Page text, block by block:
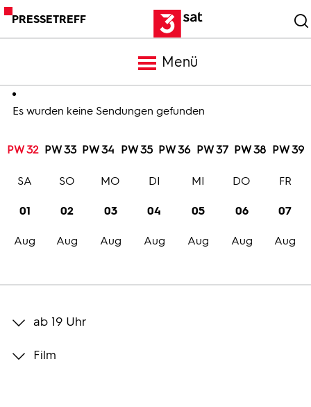
PRESSETREFF
Menü
Meldungen
Programm
Trailer
Bilder
Es wurden keine Sendungen gefunden
PW 32 PW 33 PW 34 PW 35 PW 36 PW 37 PW 38 PW 39
01
Aug
SA
02
Aug
SO
03
Aug
MO
04
Aug
DI
05
Aug
MI
06
Aug
DO
07
Aug
FR
ab 19 Uhr
Film